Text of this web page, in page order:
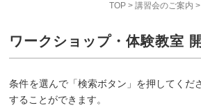
TOP> 講習会のご案内
ワークショップ・体験教室
条件を選んで「検索ボタン」を押してくだ
することができます。